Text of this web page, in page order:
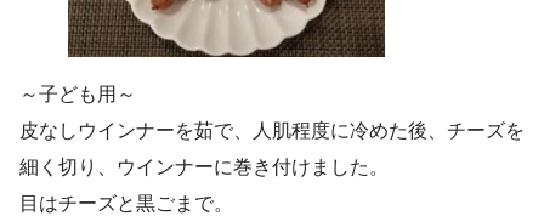
～子ども用～
皮なしウインナーを茹で、人肌程度に冷めた後、チーズを
細く切り、ウインナーに巻き付けました。
目はチーズと黒ごまで。